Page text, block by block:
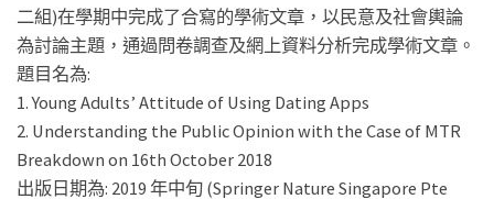
二組)在學期中完成了合寫的學術文章，以民意及社會輿論
為討論主題，通過問卷調查及網上資料分析完成學術文章。
題目名為:
1. Young Adults’ Attitude of Using Dating Apps
2. Understanding the Public Opinion with the Case of MTR
Breakdown on 16th October 2018
出版日期為: 2019 年中旬 (Springer Nature Singapore Pte